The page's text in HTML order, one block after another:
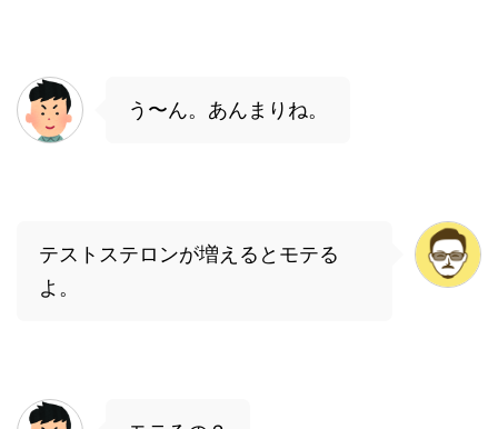
う〜ん。あんまりね。
テストステロンが増えるとモテる
よ。